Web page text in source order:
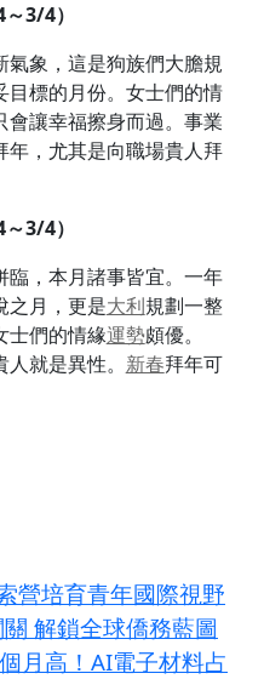
3/4）
象，這是狗族們大膽規
目標的月份。女士們的情
讓幸福擦身而過。事業
，尤其是向職場貴人拜
3/4）
臨，本月諸事皆宜。一年
之月，更是大利規劃一整
士們的情緣運勢頗優。
就是異性。 新春拜年可
營培育青年國際視野
解鎖全球僑務藍圖
月高！AI電子材料占